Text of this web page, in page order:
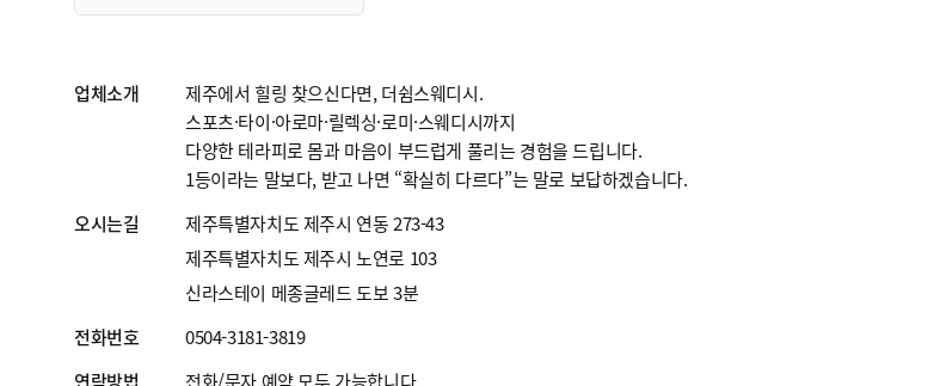
업체소개
제주에서 힐링 찾으신다면, 더쉼스웨디시.
스포츠·타이·아로마·릴렉싱·로미·스웨디시까지
다양한 테라피로 몸과 마음이 부드럽게 풀리는 경험을 드립니다.
1등이라는 말보다, 받고 나면 “확실히 다르다”는 말로 보답하겠습니다.
오시는길
제주특별자치도 제주시 연동 273-43
제주특별자치도 제주시 노연로 103
신라스테이 메종글레드 도보 3분
전화번호
0504-3181-3819
연락방법
전화/문자 예약 모두 가능합니다.